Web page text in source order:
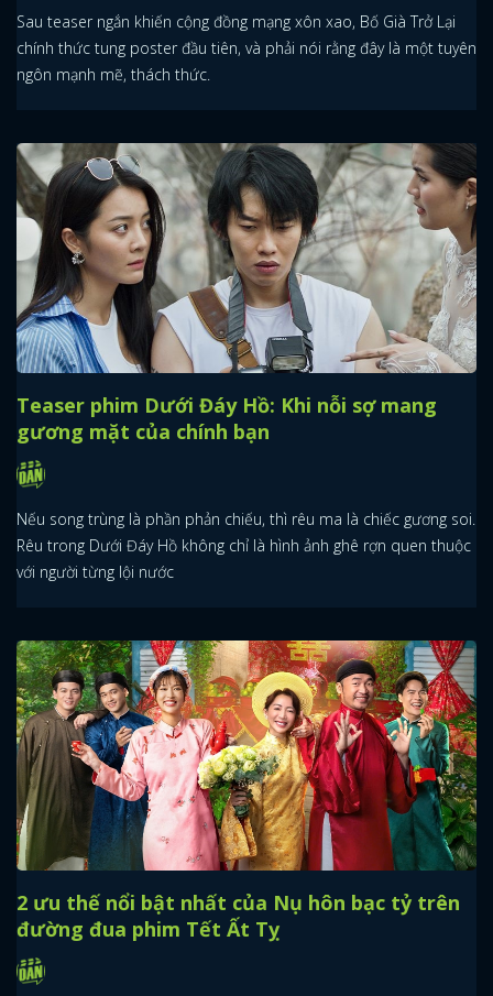
Sau teaser ngắn khiến cộng đồng mạng xôn xao, Bố Già Trở Lại
chính thức tung poster đầu tiên, và phải nói rằng đây là một tuyên
ngôn mạnh mẽ, thách thức.
Teaser phim Dưới Đáy Hồ: Khi nỗi sợ mang
gương mặt của chính bạn
Nếu song trùng là phần phản chiếu, thì rêu ma là chiếc gương soi.
Rêu trong Dưới Đáy Hồ không chỉ là hình ảnh ghê rợn quen thuộc
với người từng lội nước
2 ưu thế nổi bật nhất của Nụ hôn bạc tỷ trên
đường đua phim Tết Ất Tỵ